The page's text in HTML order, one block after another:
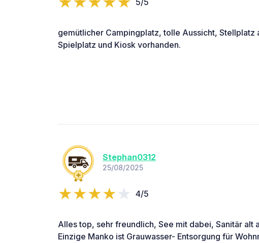
5/5
gemütlicher Campingplatz, tolle Aussicht, Stellplatz
Spielplatz und Kiosk vorhanden.
Stephan0312
25/08/2025
4/5
Alles top, sehr freundlich, See mit dabei, Sanitär alt
Einzige Manko ist Grauwasser- Entsorgung für